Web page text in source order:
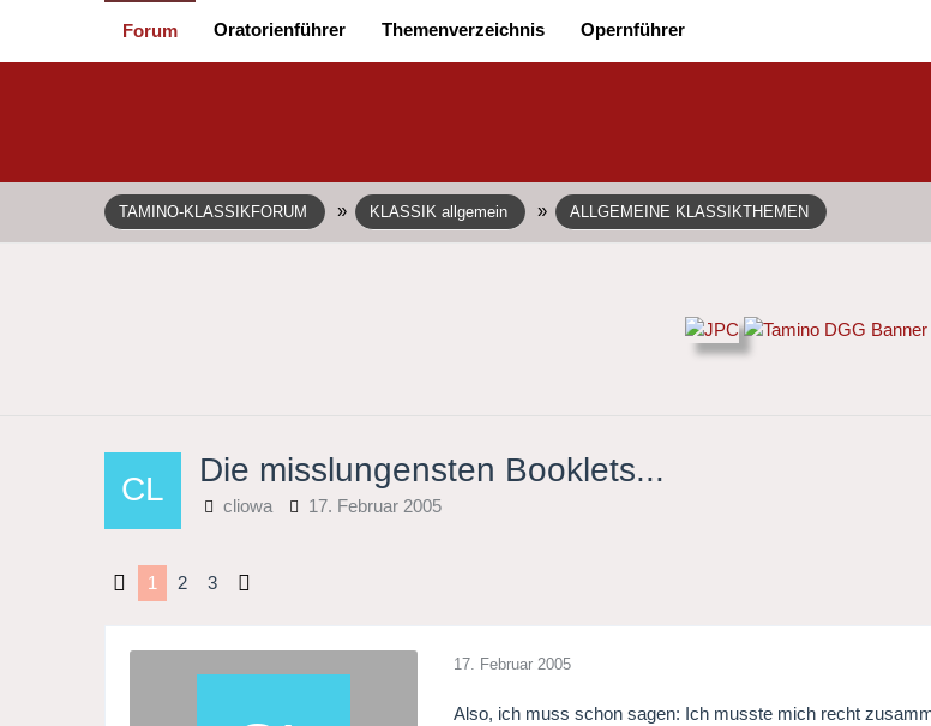
Forum Oratorienführer Themenverzeichnis Opernführer
TAMINO-KLASSIKFORUM » KLASSIK allgemein » ALLGEMEINE KLASSIKTHEMEN
Die misslungensten Booklets...
cliowa 17. Februar 2005
1 2 3
17. Februar 2005
Also, ich muss schon sagen: Ich musste mich recht